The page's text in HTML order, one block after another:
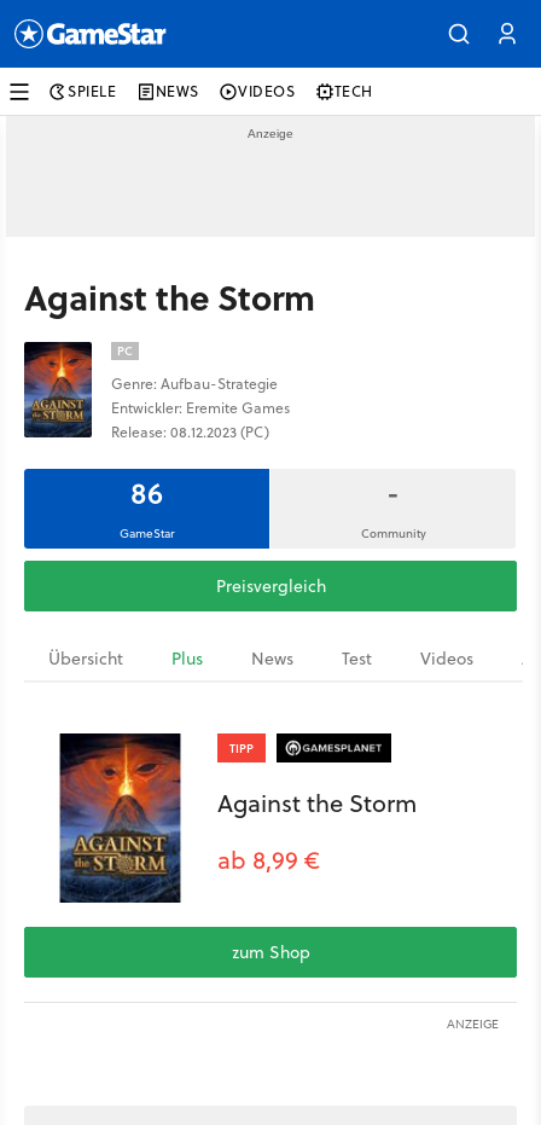
SPIELE NEWS VIDEOS TECH
Against the Storm
PC
Genre: Aufbau-Strategie
Entwickler: Eremite Games
Release: 08.12.2023 (PC)
86
GameStar
-
Community
Preisvergleich
Übersicht Plus News Test Videos
TIPP
Against the Storm
ab 8,99 €
zum Shop
ANZEIGE